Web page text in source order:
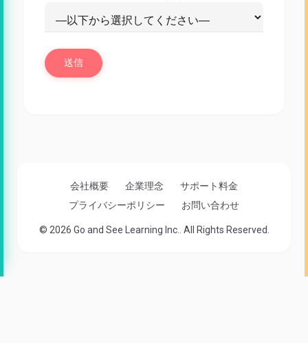
会社概要 企業理念
サポート料金
プライバシーポリシー
お問い合わせ
© 2026 Go and See Learning Inc.. All Rights Reserved.